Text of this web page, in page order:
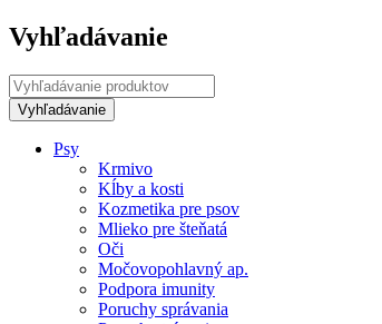
Vyhľadávanie
Psy
Krmivo
Kĺby a kosti
Kozmetika pre psov
Mlieko pre šteňatá
Oči
Močovopohlavný ap.
Podpora imunity
Poruchy správania